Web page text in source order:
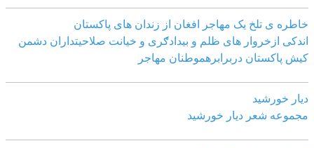
خاطره ی تلخ یک مھاجر افغان از زندان ھای پاکستان
اندکی ازخروار ھای ظلم و بیدادګری و خیانت صلاحیتداران دشمن
کیش پاکستان دربرابرھموطنان مھاجر
دیار خورشید
مجموعه شعر دیار خورشید